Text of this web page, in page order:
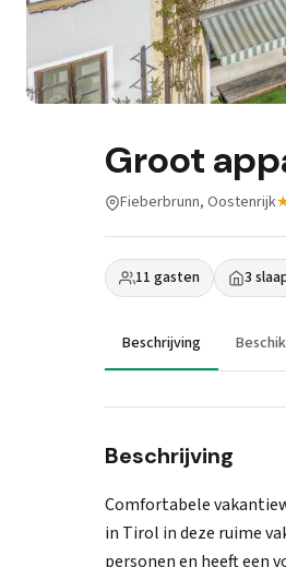
Groot
Fieberbrunn, Oostenrijk
11 gasten 3
Beschrijving
Beschrijving
Comfortabele
in Tirol in deze ruime
personen en heeft een